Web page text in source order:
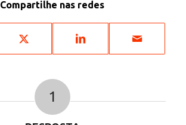
Compartilhe nas redes
1